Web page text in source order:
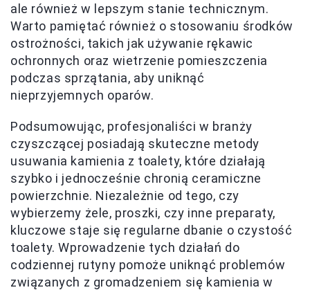
ale również w lepszym stanie technicznym.
Warto pamiętać również o stosowaniu środków
ostrożności, takich jak używanie rękawic
ochronnych oraz wietrzenie pomieszczenia
podczas sprzątania, aby uniknąć
nieprzyjemnych oparów.
Podsumowując, profesjonaliści w branży
czyszczącej posiadają skuteczne metody
usuwania kamienia z toalety, które działają
szybko i jednocześnie chronią ceramiczne
powierzchnie. Niezależnie od tego, czy
wybierzemy żele, proszki, czy inne preparaty,
kluczowe staje się regularne dbanie o czystość
toalety. Wprowadzenie tych działań do
codziennej rutyny pomoże uniknąć problemów
związanych z gromadzeniem się kamienia w